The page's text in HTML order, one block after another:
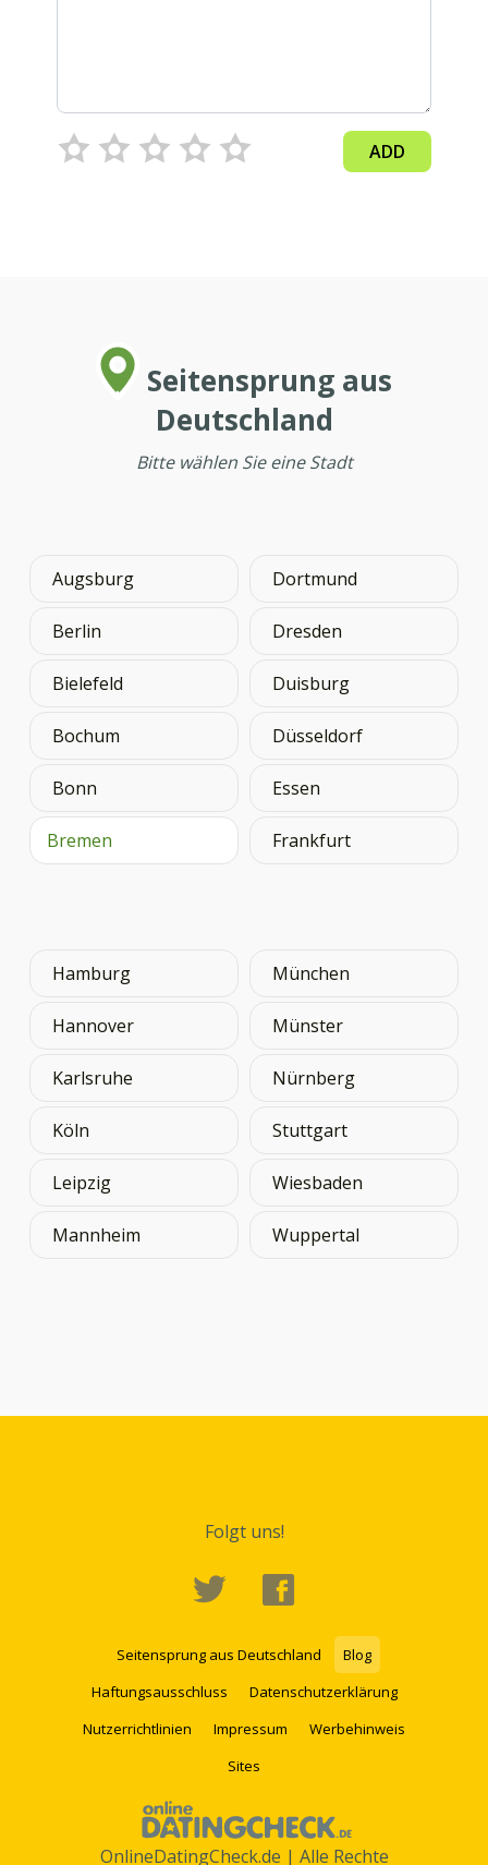
ADD
Seitensprung aus
Deutschland
Bitte wählen Sie eine Stadt
Augsburg
Berlin
Bielefeld
Bochum
Bonn
Bremen
Dortmund
Dresden
Duisburg
Düsseldorf
Essen
Frankfurt
Hamburg
Hannover
Karlsruhe
Köln
Leipzig
Mannheim
München
Münster
Nürnberg
Stuttgart
Wiesbaden
Wuppertal
Folgt uns!
Seitensprung aus Deutschland
Blog
Haftungsausschluss
Datenschutzerklärung
Nutzerrichtlinien
Impressum
Werbehinweis
Sites
OnlineDatingCheck.de | Alle Rechte